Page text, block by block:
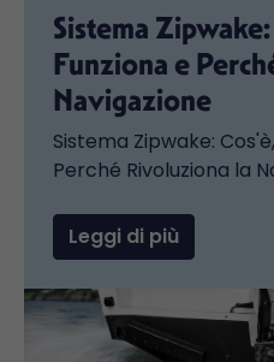
Sistema
Funziona e
Navigazione
Sistema Zipwake:
Perché Rivoluziona la
Leggi di più